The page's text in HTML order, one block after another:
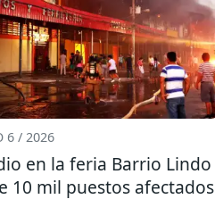
6 / 2026
en la feria Barrio Lindo
10 mil puestos afectados